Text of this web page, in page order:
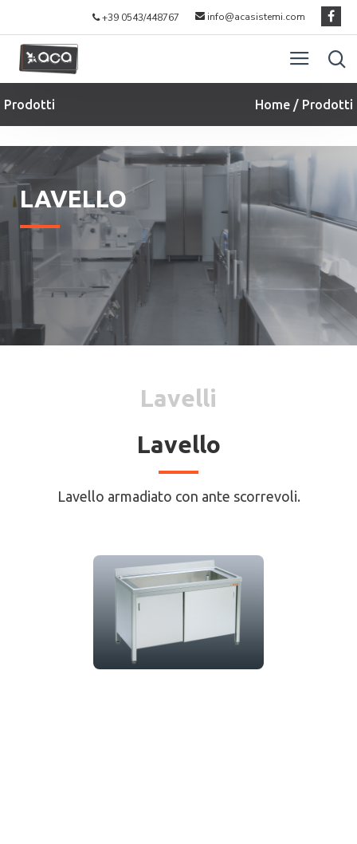
Srl
+39 0543/448767 info@acasistemi.com
Prodotti Home / Prodotti
LAVELLO
Lavelli
Lavello
Lavello armadiato con ante scorrevoli.